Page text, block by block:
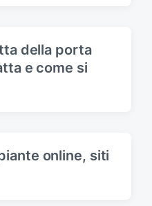
della porta
e come si
online, siti